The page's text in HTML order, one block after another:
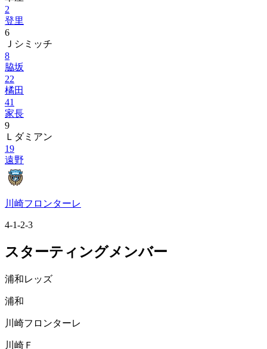
2
登里
6
Ｊシミッチ
8
脇坂
22
橘田
41
家長
9
Ｌダミアン
19
遠野
川崎フロンターレ
4-1-2-3
スターティングメンバー
浦和レッズ
浦和
川崎フロンターレ
川崎Ｆ